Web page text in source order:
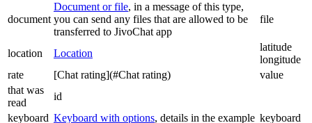
document
Document or file, in a message of this type,
you can send any files that are allowed to be
transferred to JivoChat app
file
location Location
latitude
longitude
rate
[Chat rating](#Chat rating)
value
that was
read
id
keyboard Keyboard with options, details in the example keyboard